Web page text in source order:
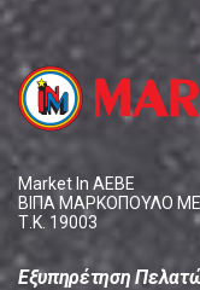
Market In ΑΕΒΕ
ΒΙΠΑ ΜΑΡΚΟΠΟΥΛΟ
Τ.Κ. 19003
Εξυπηρέτηση